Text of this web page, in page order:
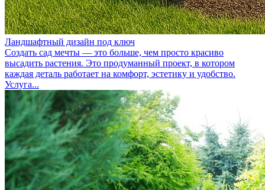
Ландшафтный дизайн под ключ
Создать сад мечты — это больше, чем просто красиво
высадить растения. Это продуманный проект, в котором
каждая деталь работает на комфорт, эстетику и удобство.
Услуга...